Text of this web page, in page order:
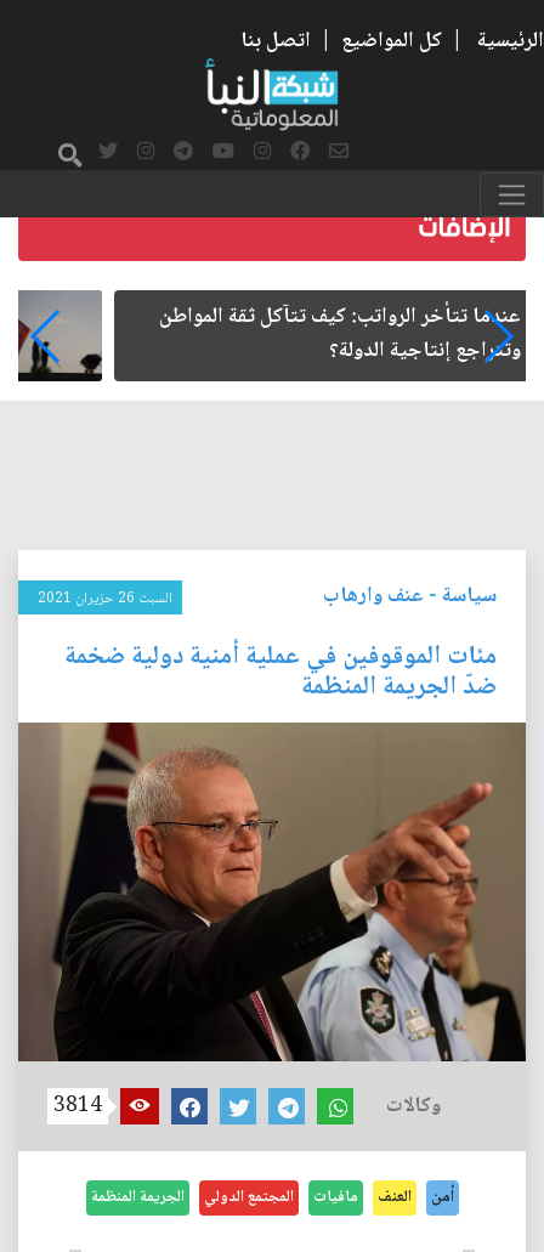
الرئيسية | كل المواضيع | اتصل بنا
صمت الطريق بعد الأربعين
سياسة- عنف وارهاب السبت 26 حزيران 2021
مئات الموقوفين في عملية أمنية دولية ضخمة
ضدّ الجريمة المنظمة
وكالات 3814
أمن العنف مافيات المجتمع الدولي الجريمة المنظمة